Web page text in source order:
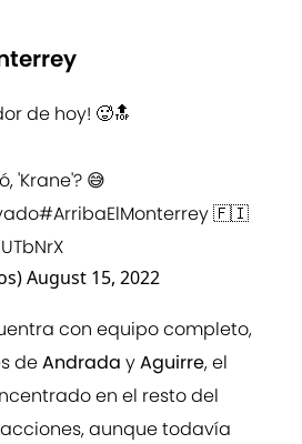
de hoy! 🥵🔝
'Krane'? 😅
#ArribaElMonterrey🇫🇮
August 15, 2022
con equipo completo,
deAndrada yAguirre, el
en el resto del
aunque todavía